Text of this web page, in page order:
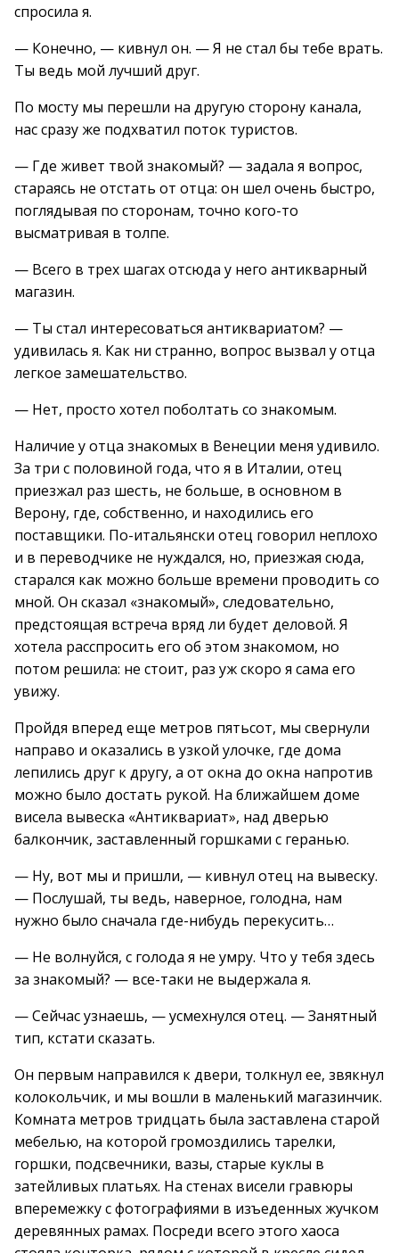
спросила я.
— Конечно, — кивнул он. — Я не стал бы тебе врать.
Ты ведь мой лучший друг.
По мосту мы перешли на другую сторону канала,
нас сразу же подхватил поток туристов.
— Где живет твой знакомый? — задала я вопрос,
стараясь не отстать от отца: он шел очень быстро,
поглядывая по сторонам, точно кого-то
высматривая в толпе.
— Всего в трех шагах отсюда у него антикварный
магазин.
— Ты стал интересоваться антиквариатом? —
удивилась я. Как ни странно, вопрос вызвал у отца
легкое замешательство.
— Нет, просто хотел поболтать со знакомым.
Наличие у отца знакомых в Венеции меня удивило.
За три с половиной года, что я в Италии, отец
приезжал раз шесть, не больше, в основном в
Верону, где, собственно, и находились его
поставщики. По-итальянски отец говорил неплохо
и в переводчике не нуждался, но, приезжая сюда,
старался как можно больше времени проводить со
мной. Он сказал «знакомый», следовательно,
предстоящая встреча вряд ли будет деловой. Я
хотела расспросить его об этом знакомом, но
потом решила: не стоит, раз уж скоро я сама его
увижу.
Пройдя вперед еще метров пятьсот, мы свернули
направо и оказались в узкой улочке, где дома
лепились друг к другу, а от окна до окна напротив
можно было достать рукой. На ближайшем доме
висела вывеска «Антиквариат», над дверью
балкончик, заставленный горшками с геранью.
— Ну, вот мы и пришли, — кивнул отец на вывеску.
— Послушай, ты ведь, наверное, голодна, нам
нужно было сначала где-нибудь перекусить…
— Не волнуйся, с голода я не умру. Что у тебя здесь
за знакомый? — все-таки не выдержала я.
— Сейчас узнаешь, — усмехнулся отец. — Занятный
тип, кстати сказать.
Он первым направился к двери, толкнул ее, звякнул
колокольчик, и мы вошли в маленький магазинчик.
Комната метров тридцать была заставлена старой
мебелью, на которой громоздились тарелки,
горшки, подсвечники, вазы, старые куклы в
затейливых платьях. На стенах висели гравюры
вперемежку с фотографиями в изъеденных жучком
деревянных рамах. Посреди всего этого хаоса